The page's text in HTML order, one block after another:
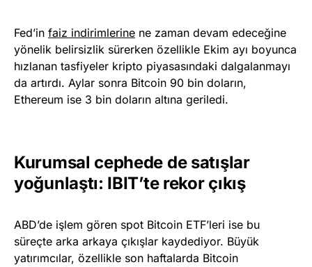
Fed’in faiz indirimlerine ne zaman devam edeceğine
yönelik belirsizlik sürerken özellikle Ekim ayı boyunca
hızlanan tasfiyeler kripto piyasasındaki dalgalanmayı
da artırdı. Aylar sonra Bitcoin 90 bin doların,
Ethereum ise 3 bin doların altına geriledi.
Kurumsal cephede de satışlar
yoğunlaştı: IBIT’te rekor çıkış
ABD’de işlem gören spot Bitcoin ETF’leri ise bu
süreçte arka arkaya çıkışlar kaydediyor. Büyük
yatırımcılar, özellikle son haftalarda Bitcoin